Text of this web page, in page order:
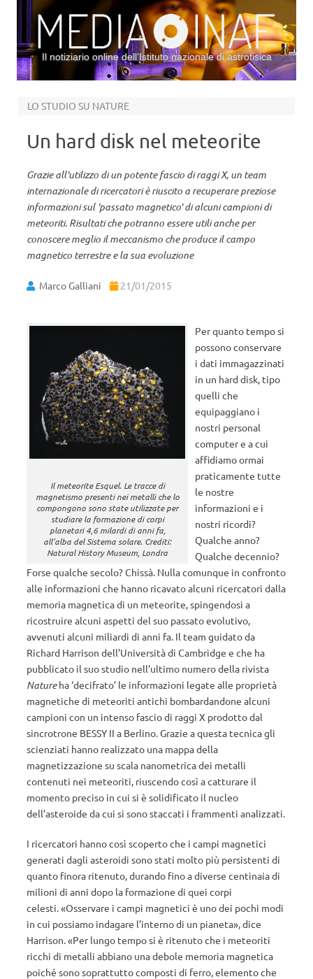
Il notiziario online dell’Istituto nazionale di astrofisica
LO STUDIO SU NATURE
Un hard disk nel meteorite
Grazie all'utilizzo di un potente fascio di raggi X, un team
internazionale di ricercatori è riuscito a recuperare preziose
informazioni sul 'passato magnetico' di alcuni campioni di
meteoriti. Risultati che potranno essere utili anche per
conoscere meglio il meccanismo che produce il campo
magnetico terrestre e la sua evoluzione
Marco Galliani 21/01/2015
Il meteorite Esquel. Le tracce di
magnetismo presenti nei metalli che lo
compongono sono state utilizzate per
studiare la formazione di corpi
planetari 4,6 milardi di anni fa,
all’alba del Sistema solare. Crediti:
Natural History Museum, Londra
Per quanto tempo si
possono conservare
i dati immagazzinati
in un hard disk, tipo
quelli che
equipaggiano i
nostri personal
computer e a cui
affidiamo ormai
praticamente tutte
le nostre
informazioni e i
nostri ricordi?
Qualche anno?
Qualche decennio?
Forse qualche secolo? Chissà. Nulla comunque in confronto
alle informazioni che hanno ricavato alcuni ricercatori dalla
memoria magnetica di un meteorite, spingendosi a
ricostruire alcuni aspetti del suo passato evolutivo,
avvenuti alcuni miliardi di anni fa. Il team guidato da
Richard Harrison dell’Università di Cambridge e che ha
pubblicato il suo studio nell’ultimo numero della rivista
Natureha ‘decifrato’ le informazioni legate alle proprietà
magnetiche di meteoriti antichi bombardandone alcuni
campioni con un intenso fascio di raggi X prodotto dal
sincrotrone BESSY II a Berlino. Grazie a questa tecnica gli
scienziati hanno realizzato una mappa della
magnetizzazione su scala nanometrica dei metalli
contenuti nei meteoriti, riuscendo così a catturare il
momento preciso in cui si è solidificato il nucleo
dell’asteroide da cui si sono staccati i frammenti analizzati.
I ricercatori hanno così scoperto che i campi magnetici
generati dagli asteroidi sono stati molto più persistenti di
quanto finora ritenuto, durando fino a diverse centinaia di
milioni di anni dopo la formazione di quei corpi
celesti. «Osservare i campi magnetici è uno dei pochi modi
in cui possiamo indagare l’interno di un pianeta», dice
Harrison. «Per lungo tempo si è ritenuto che i meteoriti
ricchi di metalli abbiano una debole memoria magnetica
poiché sono soprattutto composti di ferro, elemento che